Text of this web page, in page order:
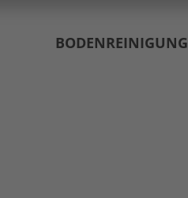
BODENREINIGUNG